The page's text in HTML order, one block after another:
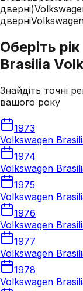
дверні)
дверні
Оберіть
Brasilia
Знайдіть точні
вашого року
1973
Volkswagen
1974
Volkswagen
1975
Volkswagen
1976
Volkswagen
1977
Volkswagen
1978
Volkswagen